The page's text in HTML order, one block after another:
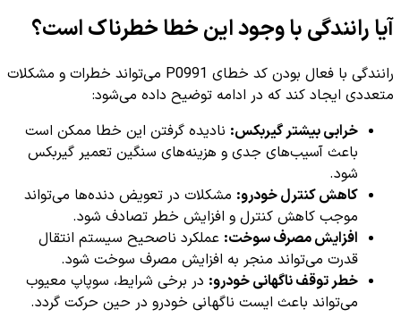
آیا رانندگی با وجود این خطا خطرناک است؟
رانندگی با فعال بودن کد خطای P0991 می‌تواند خطرات و مشکلات
متعددی ایجاد کند که در ادامه توضیح داده می‌شود:
خرابی بیشتر گیربکس: نادیده گرفتن این خطا ممکن است
باعث آسیب‌های جدی و هزینه‌های سنگین تعمیر گیربکس
شود.
کاهش کنترل خودرو: مشکلات در تعویض دنده‌ها می‌تواند
موجب کاهش کنترل و افزایش خطر تصادف شود.
افزایش مصرف سوخت: عملکرد ناصحیح سیستم انتقال
قدرت می‌تواند منجر به افزایش مصرف سوخت شود.
خطر توقف ناگهانی خودرو: در برخی شرایط، سوپاپ معیوب
می‌تواند باعث ایست ناگهانی خودرو در حین حرکت گردد.